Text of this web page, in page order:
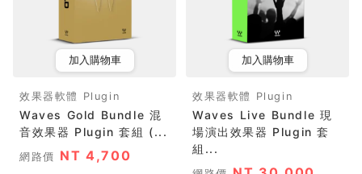
加入購物車
效果器軟體 Plugin
Waves Gold Bundle 混
音效果器 Plugin 套組 (...
網路價 NT 4,700
加入購物車
效果器軟體 Plugin
Waves Live Bundle 現
場演出效果器 Plugin 套
組...